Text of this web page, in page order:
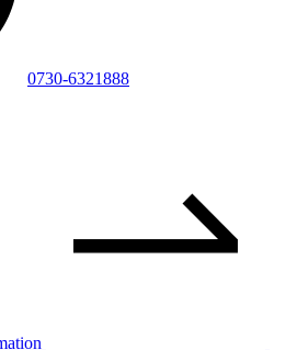
0730-6321888